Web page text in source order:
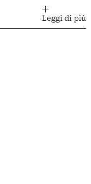
Leggi di più